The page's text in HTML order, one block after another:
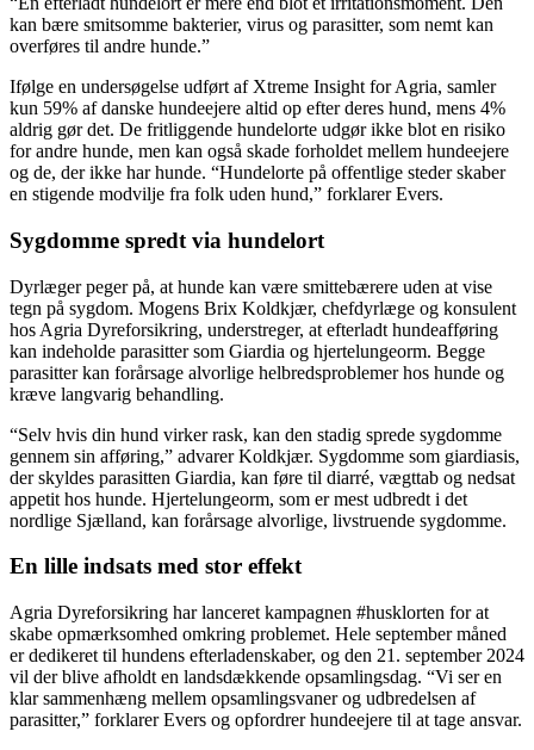
kan bære smitsomme bakterier, virus og parasitter, som nemt kan
overføres til andre hunde.”
Ifølge en undersøgelse udført af Xtreme Insight for Agria, samler
kun 59% af danske hundeejere altid op efter deres hund, mens 4%
aldrig gør det. De fritliggende hundelorte udgør ikke blot en risiko
for andre hunde, men kan også skade forholdet mellem hundeejere
og de, der ikke har hunde. “Hundelorte på offentlige steder skaber
en stigende modvilje fra folk uden hund,” forklarer Evers.
Sygdomme spredt via hundelort
Dyrlæger peger på, at hunde kan være smittebærere uden at vise
tegn på sygdom. Mogens Brix Koldkjær, chefdyrlæge og konsulent
hos Agria Dyreforsikring, understreger, at efterladt hundeafføring
kan indeholde parasitter som Giardia og hjertelungeorm. Begge
parasitter kan forårsage alvorlige helbredsproblemer hos hunde og
kræve langvarig behandling.
“Selv hvis din hund virker rask, kan den stadig sprede sygdomme
gennem sin afføring,” advarer Koldkjær. Sygdomme som giardiasis,
der skyldes parasitten Giardia, kan føre til diarré, vægttab og nedsat
appetit hos hunde. Hjertelungeorm, som er mest udbredt i det
nordlige Sjælland, kan forårsage alvorlige, livstruende sygdomme.
En lille indsats med stor effekt
Agria Dyreforsikring har lanceret kampagnen #husklorten for at
skabe opmærksomhed omkring problemet. Hele september måned
er dedikeret til hundens efterladenskaber, og den 21. september 2024
vil der blive afholdt en landsdækkende opsamlingsdag. “Vi ser en
klar sammenhæng mellem opsamlingsvaner og udbredelsen af
parasitter,” forklarer Evers og opfordrer hundeejere til at tage ansvar.